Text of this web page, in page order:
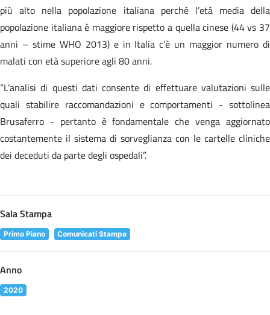
più alto nella popolazione italiana perché l’età media della
popolazione italiana è maggiore rispetto a quella cinese (44 vs 37
anni – stime WHO 2013) e in Italia c’è un maggior numero di
malati con età superiore agli 80 anni.
“L’analisi di questi dati consente di effettuare valutazioni sulle
quali stabilire raccomandazioni e comportamenti - sottolinea
Brusaferro - pertanto è fondamentale che venga aggiornato
costantemente il sistema di sorveglianza con le cartelle cliniche
dei deceduti da parte degli ospedali”.
Sala Stampa
Primo Piano Comunicati Stampa
Anno
2020